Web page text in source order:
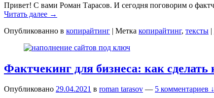
Привет! С вами Роман Тарасов. И сегодня поговорим о
Читать далее →
Опубликованно в копирайтинг | Метка копирайтинг, тексты |
Фактчекинг для бизнеса: как
Опубликовано 29.04.2021 в roman tarasov — 5 комментариев ↓